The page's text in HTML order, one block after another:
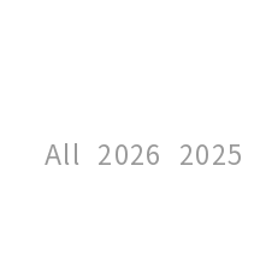
All 2026 2025